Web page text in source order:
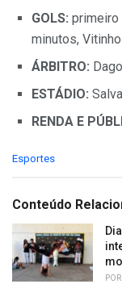
GOLS: primeiro
minutos,
ÁRBITRO:
ESTÁDIO:
RENDA E
C
e
o
i
e
Esportes
Conteúdo
POR